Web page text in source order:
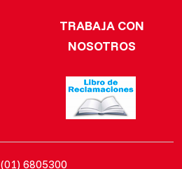
TRABAJA CON
NOSOTROS
(01) 6805300